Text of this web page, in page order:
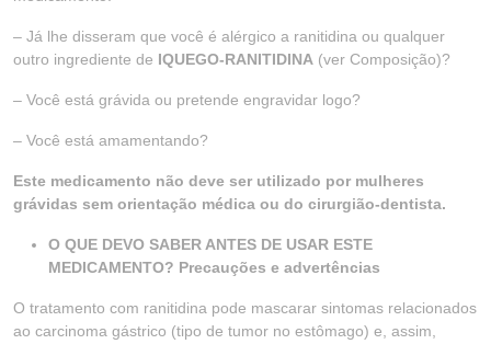
– Já lhe disseram que você é alérgico a ranitidina ou qualquer
outro ingrediente de IQUEGO-RANITIDINA (ver Composição)?
– Você está grávida ou pretende engravidar logo?
– Você está amamentando?
Este medicamento não deve ser utilizado por mulheres
grávidas sem orientação médica ou do cirurgião-dentista.
O QUE DEVO SABER ANTES DE USAR ESTE
MEDICAMENTO? Precauções e advertências
O tratamento com ranitidina pode mascarar sintomas relacionados
ao carcinoma gástrico (tipo de tumor no estômago) e, assim,